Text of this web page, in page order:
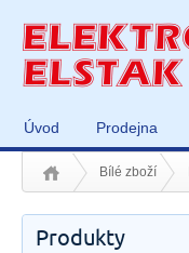
Úvod Prodejna
Bílé zboží
Produkty